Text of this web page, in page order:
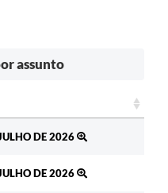
assunto
DE 2026
DE 2026